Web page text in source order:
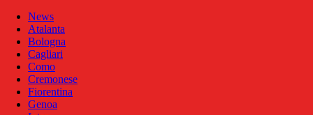
News
Atalanta
Bologna
Cagliari
Como
Cremonese
Fiorentina
Genoa